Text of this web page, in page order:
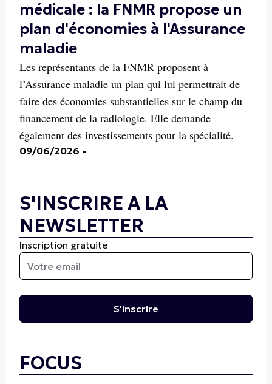
médicale : la FNMR propose un
plan d'économies à l'Assurance
maladie
Les représentants de la FNMR proposent à
l’Assurance maladie un plan qui lui permettrait de
faire des économies substantielles sur le champ du
financement de la radiologie. Elle demande
également des investissements pour la spécialité.
09/06/2026 -
S'INSCRIRE A LA
NEWSLETTER
Inscription gratuite
S'inscrire
FOCUS